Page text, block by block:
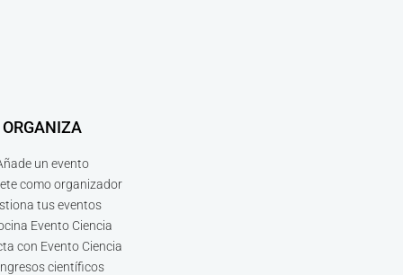
ORGANIZA
un evento
como organizador
tus eventos
Evento Ciencia
con Evento Ciencia
científicos